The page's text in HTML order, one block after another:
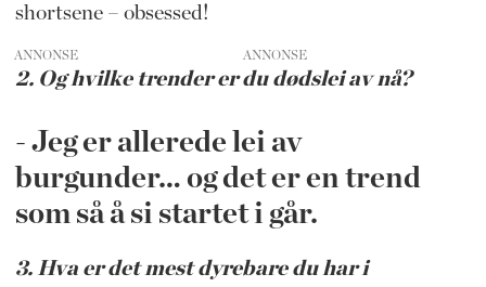
shortsene – obsessed!
ANNONSE
2. Og hvilke trender er du dødslei av nå?
- Jeg er allerede lei av
burgunder… og det er en trend
som så å si startet i går.
3. Hva er det mest dyrebare du har i